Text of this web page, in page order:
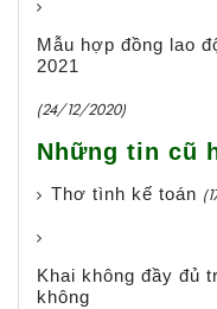
Mẫu hợp đồng lao
2021
(24/12/2020)
Những tin cũ
Thơ tình kế toán
Khai không đầy đủ
không